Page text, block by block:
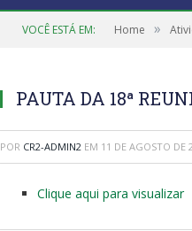
VOCÊ ESTÁ EM: Home »
PAUTA DA 18ª
POR CR2-ADMIN2 EM 11 DE AGOSTO DE
Clique aqui para visualizar